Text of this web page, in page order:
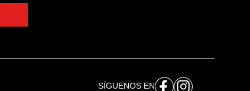
SÍGUENOS EN